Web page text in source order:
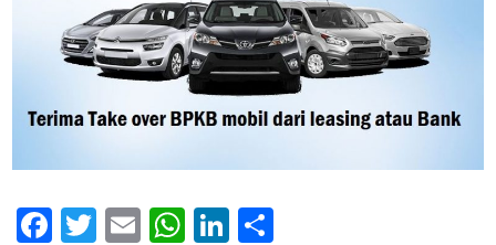
Facebook
Twitter
EmailWhatsApp
LinkedIn